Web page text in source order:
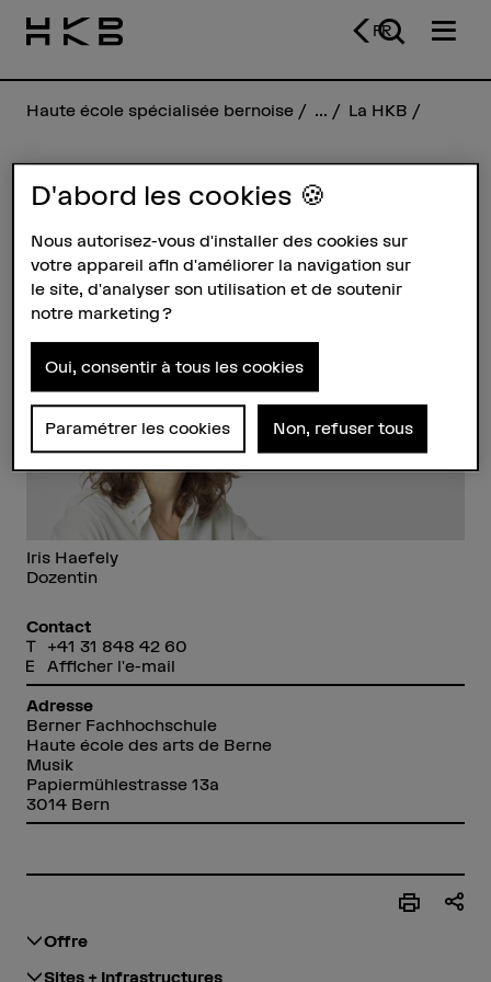
FR
Haute école spécialisée bernoise ... La HKB
Iris Haefely
Profil
Iris Haefely
Dozentin
Contact
+41 31 848 42 60
Afficher l'e-mail
Adresse
Berner Fachhochschule
Haute école des arts de Berne
Musik
Papiermühlestrasse 13a
3014 Bern
Offre
Sites + Infrastructures
D'abord les cookies 🍪
Nous autorisez-vous d'installer des cookies sur
votre appareil afin d'améliorer la navigation sur
le site, d'analyser son utilisation et de soutenir
notre marketing ?
Oui, consentir à tous les cookies
Paramétrer les cookies Non, refuser tous